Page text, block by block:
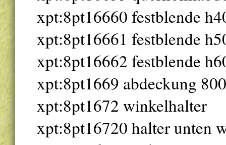
xpt:8pt16660 festblende
xpt:8pt16661 festblende
xpt:8pt16662 festblende
xpt:8pt1669 abdeckung
xpt:8pt1672 winkelhalter
xpt:8pt16720 halter unten